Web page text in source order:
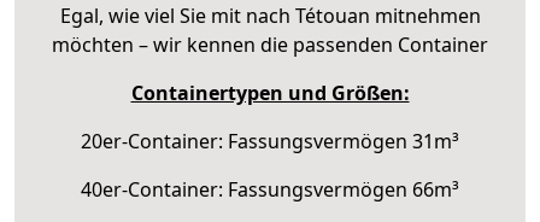
Egal, wie viel Sie mit nach Tétouan mitnehmen
möchten – wir kennen die passenden Container
Containertypen und Größen:
20er-Container: Fassungsvermögen 31m³
40er-Container: Fassungsvermögen 66m³